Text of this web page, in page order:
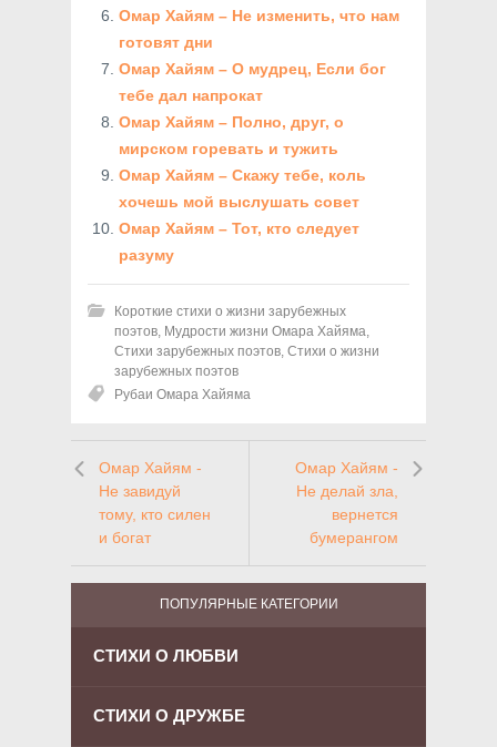
Омар Хайям – Не изменить, что нам
готовят дни
Омар Хайям – О мудрец, Если бог
тебе дал напрокат
Омар Хайям – Полно, друг, о
мирском горевать и тужить
Омар Хайям – Скажу тебе, коль
хочешь мой выслушать совет
Омар Хайям – Тот, кто следует
разуму
Короткие стихи о жизни зарубежных
поэтов, Мудрости жизни Омара Хайяма,
Стихи зарубежных поэтов, Стихи о жизни
зарубежных поэтов
Рубаи Омара Хайяма
Омар Хайям -
Не завидуй
тому, кто силен
и богат
Омар Хайям -
Не делай зла,
вернется
бумерангом
ПОПУЛЯРНЫЕ КАТЕГОРИИ
СТИХИ О ЛЮБВИ
СТИХИ О ДРУЖБЕ